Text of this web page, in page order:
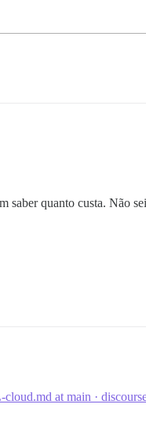
quanto custa. Não
at main ·